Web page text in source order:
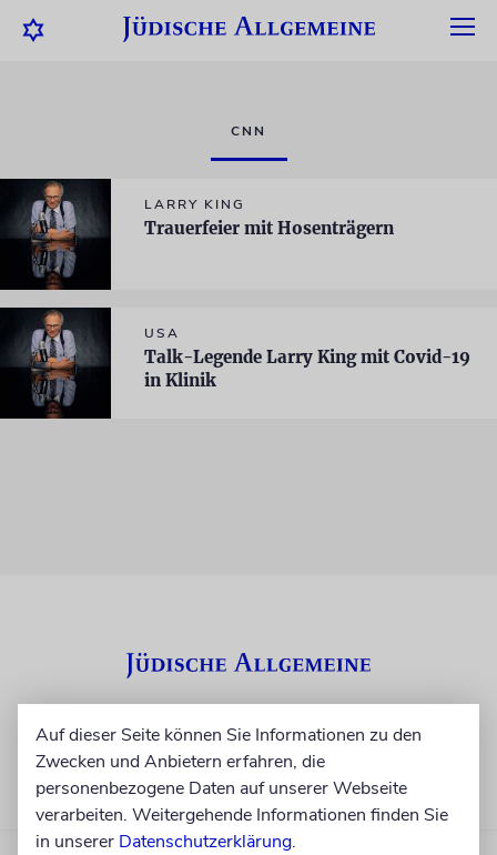
CNN
LARRY KING
Trauerfeier mit Hosenträgern
USA
Talk-Legende Larry King mit Covid-19
in Klinik
Auf dieser Seite können Sie Informationen zu den
Zwecken und Anbietern erfahren, die
personenbezogene Daten auf unserer Webseite
verarbeiten. Weitergehende Informationen finden Sie
in unserer Datenschutzerklärung.